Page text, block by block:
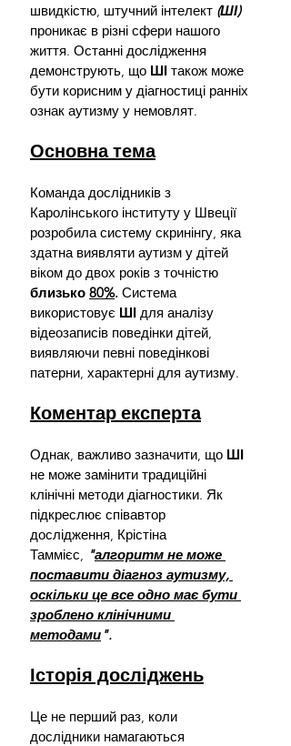
швидкістю, штучний інтелект (ШІ)
проникає в різні сфери нашого
життя. Останні дослідження
демонструють, що ШІ також може
бути корисним у діагностиці ранніх
ознак аутизму у немовлят.
Основна тема
Команда дослідників з
Каролінського інституту у Швеції
розробила систему скринінгу, яка
здатна виявляти аутизм у дітей
віком до двох років з точністю
близько 80%. Система
використовує ШІ для аналізу
відеозаписів поведінки дітей,
виявляючи певні поведінкові
патерни, характерні для аутизму.
Коментар експерта
Однак, важливо зазначити, що ШІ
не може замінити традиційні
клінічні методи діагностики. Як
підкреслює співавтор
дослідження, Крістіна
Таммієс, "алгоритм не може
поставити діагноз аутизму,
оскільки це все одно має бути
зроблено клінічними
методами ".
Історія досліджень
Це не перший раз, коли
дослідники намагаються